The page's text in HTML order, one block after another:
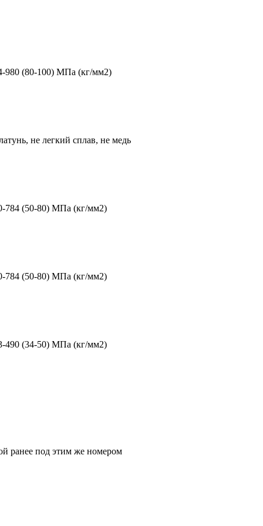
980 (80-100) МПа (кг/мм2)
не легкий сплав, не медь
784 (50-80) МПа (кг/мм2)
784 (50-80) МПа (кг/мм2)
490 (34-50) МПа (кг/мм2)
ранее под этим же номером